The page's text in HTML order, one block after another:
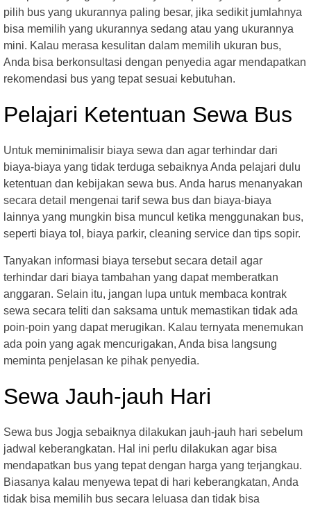
pilih bus yang ukurannya paling besar, jika sedikit jumlahnya
bisa memilih yang ukurannya sedang atau yang ukurannya
mini. Kalau merasa kesulitan dalam memilih ukuran bus,
Anda bisa berkonsultasi dengan penyedia agar mendapatkan
rekomendasi bus yang tepat sesuai kebutuhan.
Pelajari Ketentuan Sewa Bus
Untuk meminimalisir biaya sewa dan agar terhindar dari
biaya-biaya yang tidak terduga sebaiknya Anda pelajari dulu
ketentuan dan kebijakan sewa bus. Anda harus menanyakan
secara detail mengenai tarif sewa bus dan biaya-biaya
lainnya yang mungkin bisa muncul ketika menggunakan bus,
seperti biaya tol, biaya parkir, cleaning service dan tips sopir.
Tanyakan informasi biaya tersebut secara detail agar
terhindar dari biaya tambahan yang dapat memberatkan
anggaran. Selain itu, jangan lupa untuk membaca kontrak
sewa secara teliti dan saksama untuk memastikan tidak ada
poin-poin yang dapat merugikan. Kalau ternyata menemukan
ada poin yang agak mencurigakan, Anda bisa langsung
meminta penjelasan ke pihak penyedia.
Sewa Jauh-jauh Hari
Sewa bus Jogja sebaiknya dilakukan jauh-jauh hari sebelum
jadwal keberangkatan. Hal ini perlu dilakukan agar bisa
mendapatkan bus yang tepat dengan harga yang terjangkau.
Biasanya kalau menyewa tepat di hari keberangkatan, Anda
tidak bisa memilih bus secara leluasa dan tidak bisa